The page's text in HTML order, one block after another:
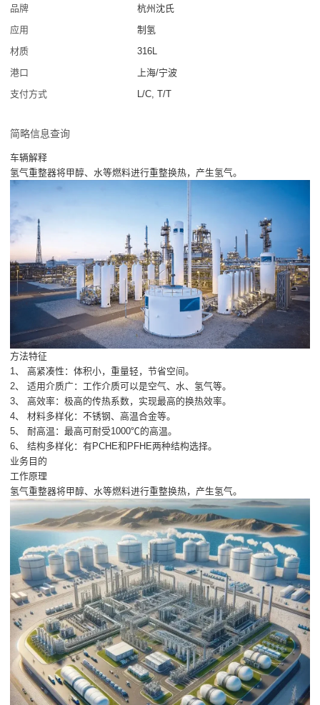
品牌
杭州沈氏
应用
制氢
材质
316L
港口
上海/宁波
支付方式
L/C, T/T
简略信息查询
车辆解释
氢气重整器将甲醇、水等燃料进行重整换热，产生氢气。
方法特征
1、 高紧凑性：体积小，重量轻，节省空间。
2、 适用介质广：工作介质可以是空气、水、氢气等。
3、 高效率：极高的传热系数，实现最高的换热效率。
4、 材料多样化：不锈钢、高温合金等。
5、 耐高温：最高可耐受1000℃的高温。
6、 结构多样化：有PCHE和PFHE两种结构选择。
业务目的
工作原理
氢气重整器将甲醇、水等燃料进行重整换热，产生氢气。